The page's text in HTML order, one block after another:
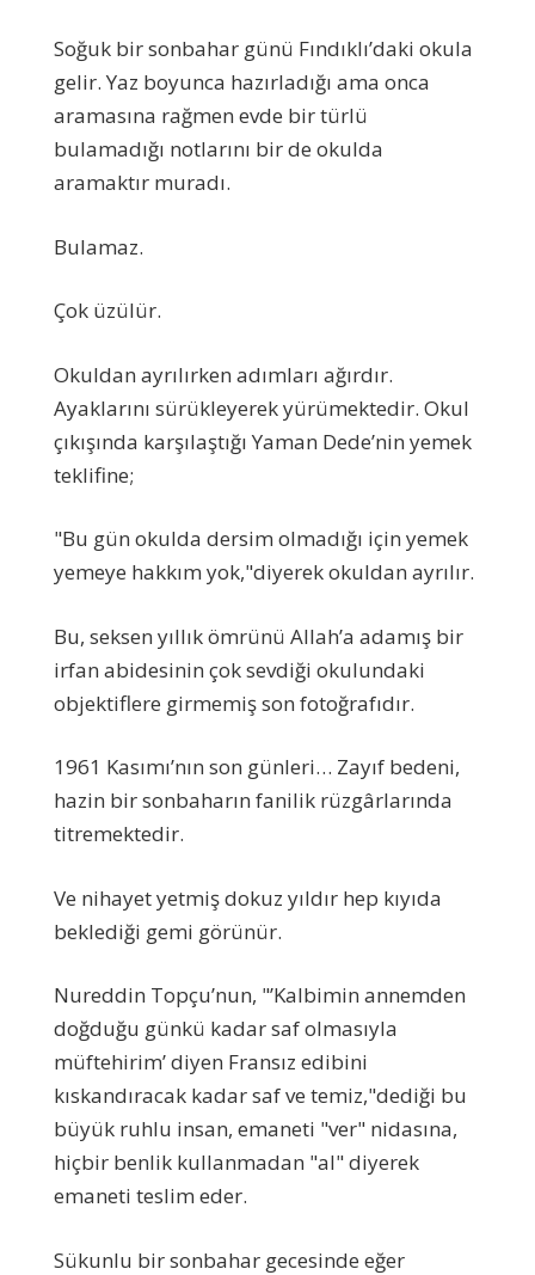
Soğuk bir sonbahar günü Fındıklı’daki okula
gelir. Yaz boyunca hazırladığı ama onca
aramasına rağmen evde bir türlü
bulamadığı notlarını bir de okulda
aramaktır muradı.
Bulamaz.
Çok üzülür.
Okuldan ayrılırken adımları ağırdır.
Ayaklarını sürükleyerek yürümektedir. Okul
çıkışında karşılaştığı Yaman Dede’nin yemek
teklifine;
"Bu gün okulda dersim olmadığı için yemek
yemeye hakkım yok,"diyerek okuldan ayrılır.
Bu, seksen yıllık ömrünü Allah’a adamış bir
irfan abidesinin çok sevdiği okulundaki
objektiflere girmemiş son fotoğrafıdır.
1961 Kasımı’nın son günleri… Zayıf bedeni,
hazin bir sonbaharın fanilik rüzgârlarında
titremektedir.
Ve nihayet yetmiş dokuz yıldır hep kıyıda
beklediği gemi görünür.
Nureddin Topçu’nun, "’Kalbimin annemden
doğduğu günkü kadar saf olmasıyla
müftehirim’ diyen Fransız edibini
kıskandıracak kadar saf ve temiz,"dediği bu
büyük ruhlu insan, emaneti "ver" nidasına,
hiçbir benlik kullanmadan "al" diyerek
emaneti teslim eder.
Sükunlu bir sonbahar gecesinde eğer